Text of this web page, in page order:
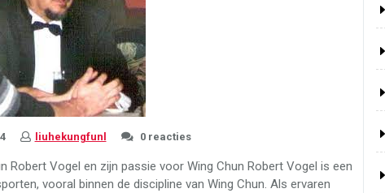
liuhekungfunl 0 reacties
Robert Vogel en zijn passie voor Wing Chun Robert Vogel is een
vooral binnen de discipline van Wing Chun. Als ervaren